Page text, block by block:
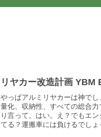
リヤカー改造計画 YBM
やっぱアルミリヤカーは神で
量化、収納性、すべての総合
り言って。はい。え？でもエ
てる？運搬車には負けるでしょ